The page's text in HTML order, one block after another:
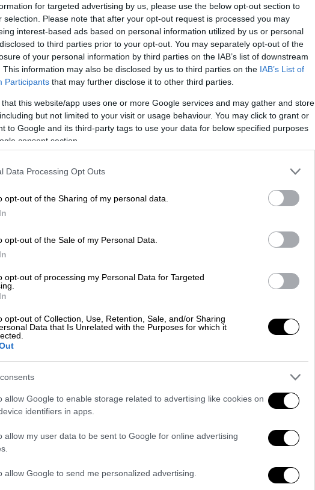
for targeted advertising by us, please use the below opt-out section to
selection. Please note that after your opt-out request is processed you may
interest-based ads based on personal information utilized by us or personal
to third parties prior to your opt-out. You may separately opt-out of the
of your personal information by third parties on the IAB’s list of downstream
This information may also be disclosed by us to third parties on the IAB’s List of
Participants that may further disclose it to other third parties.
that this website/app uses one or more Google services and may gather and store
but not limited to your visit or usage behaviour. You may click to grant or
to Google and its third-party tags to use your data for below specified purposes
consent section.
Data Processing Opt Outs
opt-out of the Sharing of my personal data.
opt-out of the Sale of my Personal Data.
opt-out of processing my Personal Data for Targeted
opt-out of Collection, Use, Retention, Sale, and/or Sharing
Data that Is Unrelated with the Purposes for which it
allow Google to enable storage related to advertising like cookies on
identifiers in apps.
allow my user data to be sent to Google for online advertising
allow Google to send me personalized advertising.
το ΕΘΝΟΣ στη Google
με έναν μεγάλο αριθμό καταγγελιών
τα τελευταία χρόνια. Ο
και αυτή είναι η πρώτη υπόθεση για την
δικαστήριο ότι έπιασε τους γοφούς
σεξουαλική επίθεση, αλλά δήλωσε ότι το
πρόκειται για σεξουαλική επίθεση.
από τη Κομισιόν – Τι αλλάζει για